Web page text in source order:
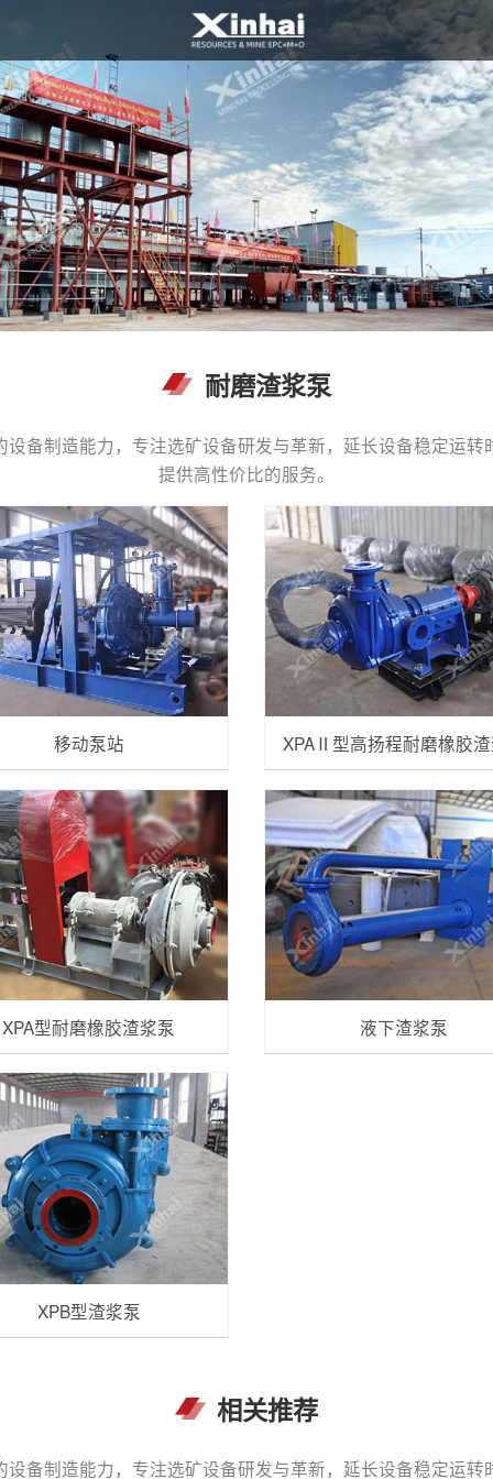
耐磨渣浆泵
设备制造能力，专注选矿设备研发与革新，延长设备稳定运转
提供高性价比的服务。
移动泵站 XPAⅡ型高扬程耐磨橡胶
XPA型耐磨橡胶渣浆泵 液下渣浆泵
XPB型渣浆泵
相关推荐
设备制造能力，专注选矿设备研发与革新，延长设备稳定运转